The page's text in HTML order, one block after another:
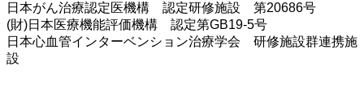
日本がん治療認定医機構 認定研修施設 第20686号
(財)日本医療機能評価機構 認定第GB19-5号
日本心血管インターベンション治療学会 研修施設群連携施
設